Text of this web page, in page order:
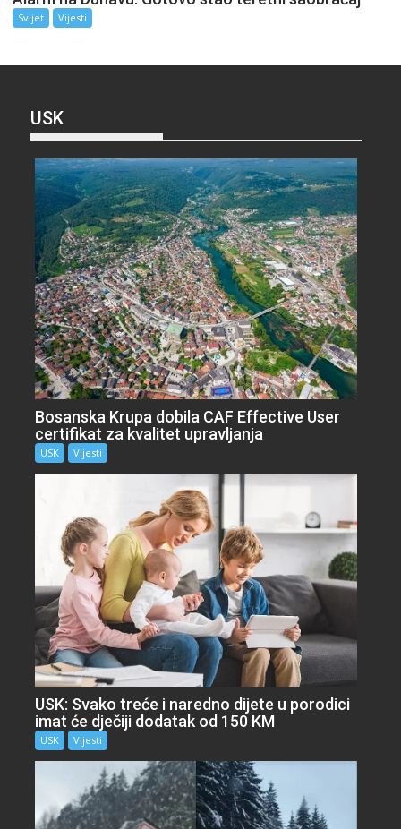
Svijet Vijesti
USK
Bosanska Krupa dobila CAF Effective User
certifikat za kvalitet upravljanja
USK Vijesti
USK: Svako treće i naredno dijete u porodici
imat će dječiji dodatak od 150 KM
USK Vijesti